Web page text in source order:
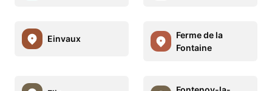
Einvaux
Ferme de la
Fontaine